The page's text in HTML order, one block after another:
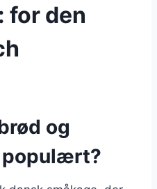
for den
og
populært?